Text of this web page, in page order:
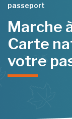
passeport
Marche
Carte
votre